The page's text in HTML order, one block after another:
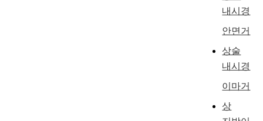
내시경
안면거
상술
내시경
이마거
상